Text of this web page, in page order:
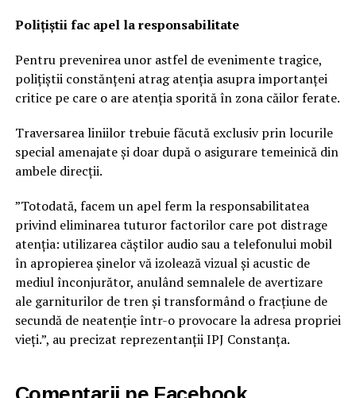
Polițiștii fac apel la responsabilitate
Pentru prevenirea unor astfel de evenimente tragice,
polițiștii constănțeni atrag atenția asupra importanței
critice pe care o are atenția sporită în zona căilor ferate.
Traversarea liniilor trebuie făcută exclusiv prin locurile
special amenajate și doar după o asigurare temeinică din
ambele direcții.
”Totodată, facem un apel ferm la responsabilitatea
privind eliminarea tuturor factorilor care pot distrage
atenția: utilizarea căștilor audio sau a telefonului mobil
în apropierea șinelor vă izolează vizual și acustic de
mediul înconjurător, anulând semnalele de avertizare
ale garniturilor de tren și transformând o fracțiune de
secundă de neatenție într-o provocare la adresa propriei
vieți.”, au precizat reprezentanții IPJ Constanța.